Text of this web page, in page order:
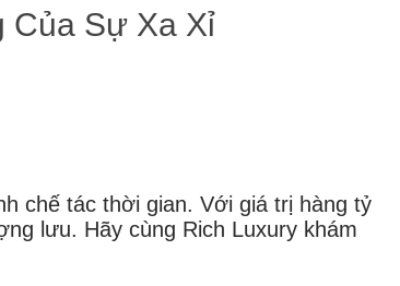
Của Sự Xa Xỉ
chế tác thời gian. Với giá trị hàng tỷ
lưu. Hãy cùng Rich Luxury khám